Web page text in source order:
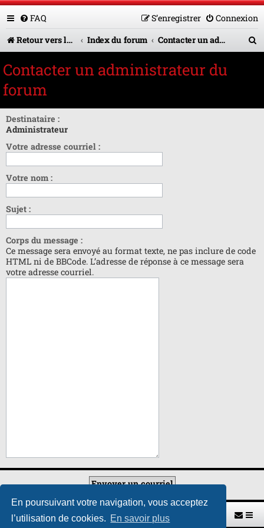
En poursuivant votre navigation, vous acceptez
l’utilisation de cookies. En savoir plus
FAQ Connexion
S’enregistrer
Retour vers le site U.A.G.R.
Index du forum Contacter un administrateur du forum
e
Contacter un administrateur du
forum
Destinataire :
Administrateur
Votre adresse courriel :
Votre nom :
Sujet :
Corps du message :
Ce message sera envoyé au format texte, ne pas inclure de code
HTML ni de BBCode. L’adresse de réponse à ce message sera
votre adresse courriel.
Retour vers le site U.A.G.R. Index du forum